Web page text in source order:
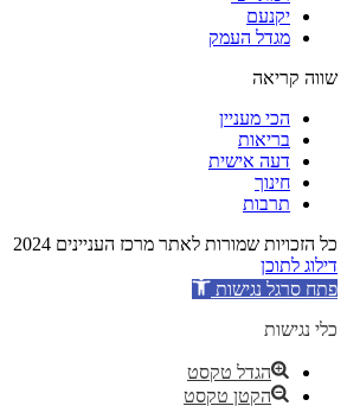
יקנעם
מגדל העמק
שווה קריאה
הכי מעניין
בריאות
דעה אישית
חינוך
תרבות
כל הזכויות שמורות לאתר מרכז העניינים 2024
דילוג לתוכן
פתח סרגל נגישות
כלי נגישות
הגדל טקסט
הקטן טקסט